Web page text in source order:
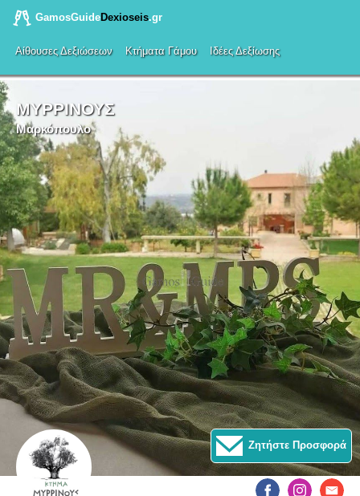
GamosGuideDexioseis.gr
Αίθουσες Δεξιώσεων Κτήματα Γάμου Ιδέες Δεξίωσης
ΜΥΡΡΙΝΟΥΣ
Μαρκόπουλο
Ζητήστε Προσφορά